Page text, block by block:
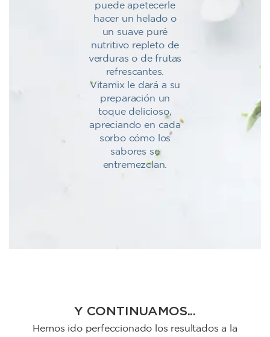
puede apetecerle
hacer un helado o
un suave puré
nutritivo repleto de
verduras o de frutas
refrescantes.
Vitamix le dará a su
preparación un
toque delicioso,
apreciando en cada
sorbo cómo los
sabores se
entremezclan.
Y CONTINUAMOS...
Hemos ido perfeccionado los resultados a la